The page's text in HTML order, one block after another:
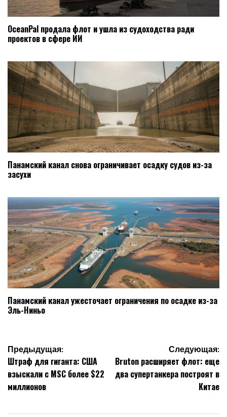
OceanPal продала флот и ушла из судоходства ради
проектов в сфере ИИ
Панамский канал снова ограничивает осадку судов из-за
засухи
Панамский канал ужесточает ограничения по осадке из-за
Эль-Ниньо
Навигация
по
записям
Предыдущая:
Штраф для гиганта: США
взыскали с MSC более $22
миллионов
Следующая:
Bruton расширяет флот: еще
два супертанкера построят в
Китае